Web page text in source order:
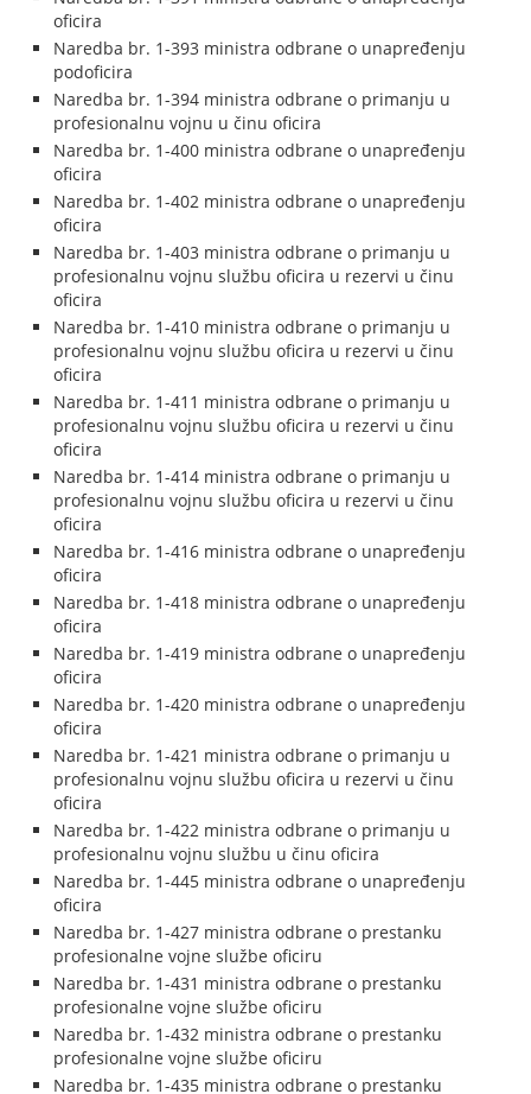
oficira
Naredba br. 1-393 ministra odbrane o unapređenju
podoficira
Naredba br. 1-394 ministra odbrane o primanju u
profesionalnu vojnu u činu oficira
Naredba br. 1-400 ministra odbrane o unapređenju
oficira
Naredba br. 1-402 ministra odbrane o unapređenju
oficira
Naredba br. 1-403 ministra odbrane o primanju u
profesionalnu vojnu službu oficira u rezervi u činu
oficira
Naredba br. 1-410 ministra odbrane o primanju u
profesionalnu vojnu službu oficira u rezervi u činu
oficira
Naredba br. 1-411 ministra odbrane o primanju u
profesionalnu vojnu službu oficira u rezervi u činu
oficira
Naredba br. 1-414 ministra odbrane o primanju u
profesionalnu vojnu službu oficira u rezervi u činu
oficira
Naredba br. 1-416 ministra odbrane o unapređenju
oficira
Naredba br. 1-418 ministra odbrane o unapređenju
oficira
Naredba br. 1-419 ministra odbrane o unapređenju
oficira
Naredba br. 1-420 ministra odbrane o unapređenju
oficira
Naredba br. 1-421 ministra odbrane o primanju u
profesionalnu vojnu službu oficira u rezervi u činu
oficira
Naredba br. 1-422 ministra odbrane o primanju u
profesionalnu vojnu službu u činu oficira
Naredba br. 1-445 ministra odbrane o unapređenju
oficira
Naredba br. 1-427 ministra odbrane o prestanku
profesionalne vojne službe oficiru
Naredba br. 1-431 ministra odbrane o prestanku
profesionalne vojne službe oficiru
Naredba br. 1-432 ministra odbrane o prestanku
profesionalne vojne službe oficiru
Naredba br. 1-435 ministra odbrane o prestanku